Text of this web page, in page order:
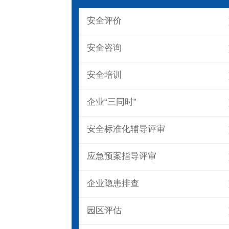
安全评价
安全咨询
安全培训
企业“三同时”
安全标准化辅导评审
应急预案指导评审
企业隐患排查
园区评估